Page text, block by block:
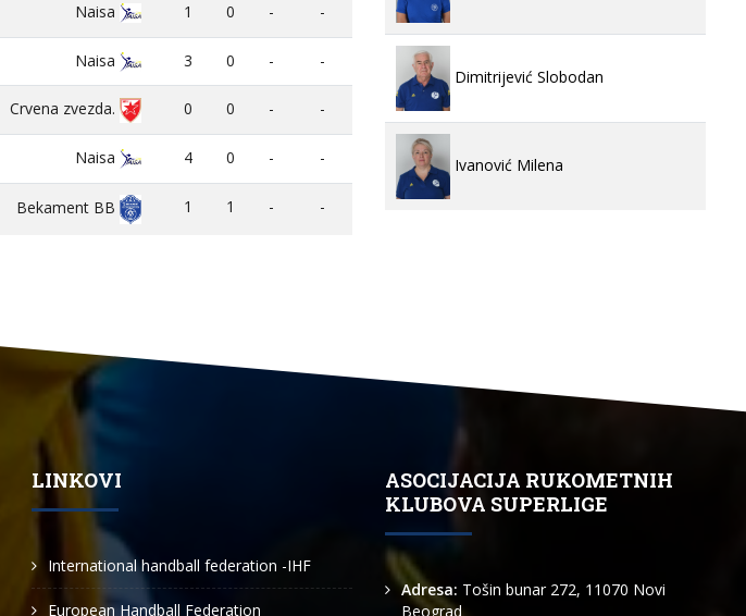
Naisa 1 0 - -
Naisa 3 0 - -
Crvena zvezda. 0 0 - -
Naisa 4 0 - -
Bekament BB 1 1 - -
Dimitrijević Slobodan
Ivanović Milena
LINKOVI
International handball federation -IHF
European Handball Federation
ASOCIJACIJA RUKOMETNIH
KLUBOVA SUPERLIGE
Adresa: Tošin bunar 272, 11070 Novi
Beograd